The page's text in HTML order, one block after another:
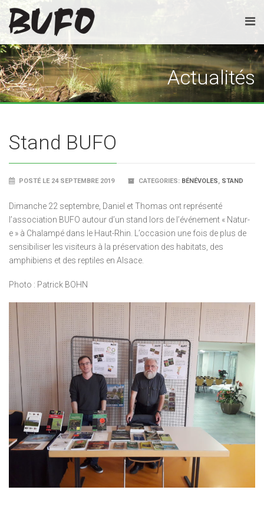
Actualités
Stand BUFO
POSTÉ LE 24 SEPTEMBRE 2019 CATEGORIES: BÉNÉVOLES, STAND
Dimanche 22 septembre, Daniel et Thomas ont représenté
l’association BUFO autour d’un stand lors de l’événement « Natur-
e » à Chalampé dans le Haut-Rhin. L’occasion une fois de plus de
sensibiliser les visiteurs à la préservation des habitats, des
amphibiens et des reptiles en Alsace.
Photo : Patrick BOHN